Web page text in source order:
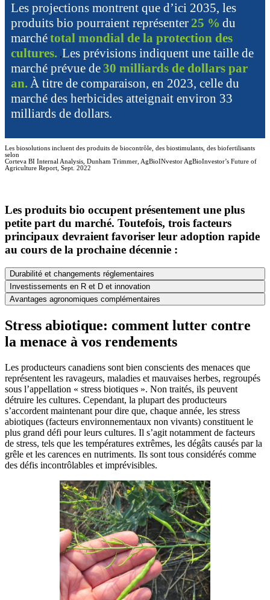
Les projections montrent que d’ici 2035, les
produits bio pourraient représenter 25 % du
marchétotal mondial de la protection des
cultures. ,Les prévisions indiquent une taille de
marché prévue de 30 milliards de dollars par
an.À titre de comparaison, en 2023, celle du
marché des herbicides atteignait environ 33
milliards de dollars.
Les biosolutions incluent des produits de biocontrôle, des biostimulants, des biofertilisants
selon
Corteva BI Internal Analysis, Dunham Trimmer, AgBioINvestor AgBioInvestor’s Future of
Agriculture Report, Sept. 2022
Les produits bio occupent présentement une plus
petite part du marché. Toutefois, trois facteurs
principaux devraient favoriser leur adoption rapide
au cours de la prochaine décennie :
Durabilité et changements réglementaires
Investissements en R et D et innovation
Avantages agronomiques complémentaires
Stress abiotique: comment lutter contre
la menace à vos rendements
Les producteurs canadiens sont bien conscients des menaces que
représentent les ravageurs, maladies et mauvaises herbes, regroupés
sous l’appellation « stress biotiques ». Non traités, ils peuvent
détruire les cultures. Cependant, la plupart des producteurs
s’accordent maintenant pour dire que, chaque année, les stress
abiotiques (facteurs environnementaux non vivants) constituent le
plus grand défi pour leurs cultures. Il s’agit notamment de facteurs
de stress, tels que les températures extrêmes, les dégâts causés par la
grêle et les carences en nutriments. Ils sont tous considérés comme
des défis incontrôlables et imprévisibles.